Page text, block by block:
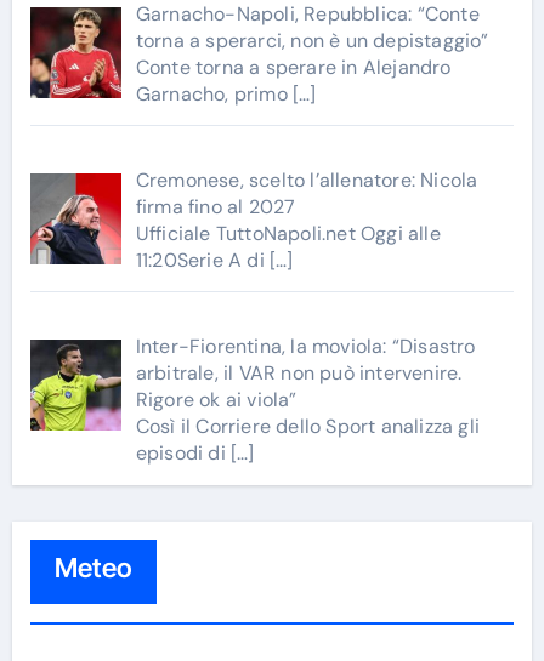
Garnacho-Napoli, Repubblica: “Conte
torna a sperarci, non è un depistaggio”
Conte torna a sperare in Alejandro
Garnacho, primo […]
Cremonese, scelto l’allenatore: Nicola
firma fino al 2027
Ufficiale TuttoNapoli.net Oggi alle
11:20Serie A di […]
Inter-Fiorentina, la moviola: “Disastro
arbitrale, il VAR non può intervenire.
Rigore ok ai viola”
Così il Corriere dello Sport analizza gli
episodi di […]
Meteo